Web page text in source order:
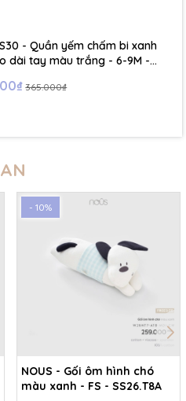
- Quần yếm chấm bi xanh
dài tay màu trắng - 6-9M -
365.000₫
- 10%
NOUS - Gối ôm hình chó
màu xanh - FS - SS26.T8A